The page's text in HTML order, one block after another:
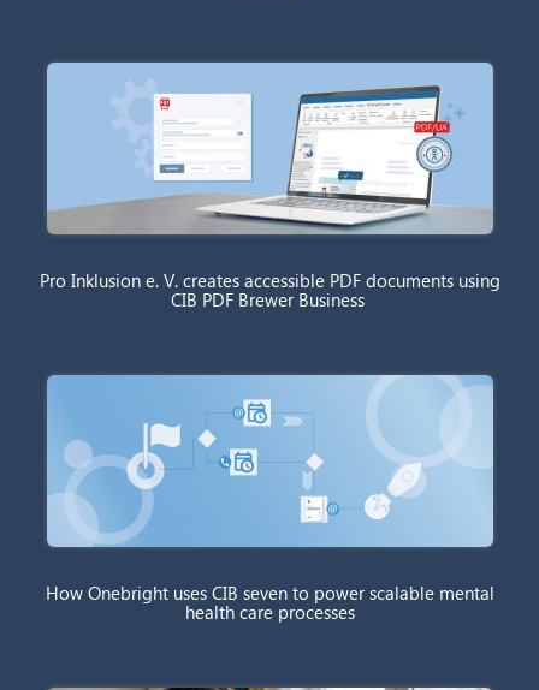
Pro Inklusion e. V. creates accessible PDF documents using
CIB PDF Brewer Business
How Onebright uses CIB seven to power scalable mental
health care processes